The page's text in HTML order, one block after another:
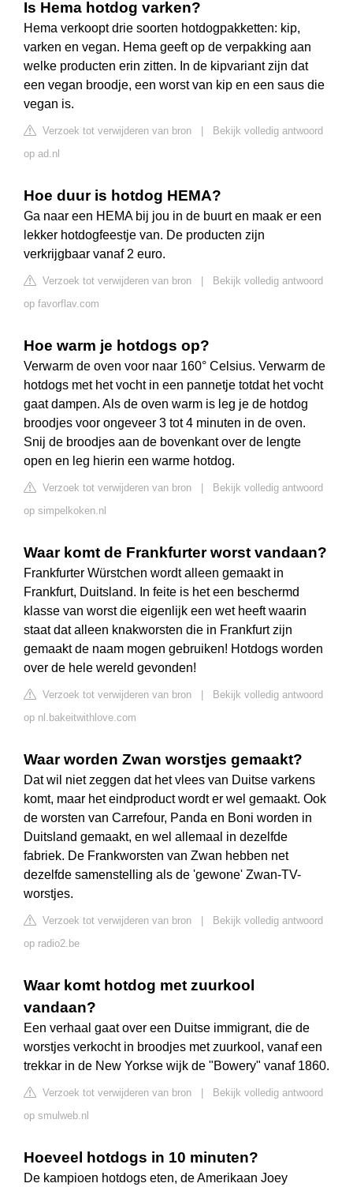
Is Hema hotdog varken?
Hema verkoopt drie soorten hotdogpakketten: kip,
varken en vegan. Hema geeft op de verpakking aan
welke producten erin zitten. In de kipvariant zijn dat
een vegan broodje, een worst van kip en een saus die
vegan is.
Verzoek tot verwijderen van bron
Bekijk volledig antwoord
op ad.nl
Hoe duur is hotdog HEMA?
Ga naar een HEMA bij jou in de buurt en maak er een
lekker hotdogfeestje van. De producten zijn
verkrijgbaar vanaf 2 euro.
Verzoek tot verwijderen van bron
Bekijk volledig antwoord
op favorflav.com
Hoe warm je hotdogs op?
Verwarm de oven voor naar 160° Celsius. Verwarm de
hotdogs met het vocht in een pannetje totdat het vocht
gaat dampen. Als de oven warm is leg je de hotdog
broodjes voor ongeveer 3 tot 4 minuten in de oven.
Snij de broodjes aan de bovenkant over de lengte
open en leg hierin een warme hotdog.
Verzoek tot verwijderen van bron
Bekijk volledig antwoord
op simpelkoken.nl
Waar komt de Frankfurter worst vandaan?
Frankfurter Würstchen wordt alleen gemaakt in
Frankfurt, Duitsland. In feite is het een beschermd
klasse van worst die eigenlijk een wet heeft waarin
staat dat alleen knakworsten die in Frankfurt zijn
gemaakt de naam mogen gebruiken! Hotdogs worden
over de hele wereld gevonden!
Verzoek tot verwijderen van bron
Bekijk volledig antwoord
op nl.bakeitwithlove.com
Waar worden Zwan worstjes gemaakt?
Dat wil niet zeggen dat het vlees van Duitse varkens
komt, maar het eindproduct wordt er wel gemaakt. Ook
de worsten van Carrefour, Panda en Boni worden in
Duitsland gemaakt, en wel allemaal in dezelfde
fabriek. De Frankworsten van Zwan hebben net
dezelfde samenstelling als de 'gewone' Zwan-TV-
worstjes.
Verzoek tot verwijderen van bron
Bekijk volledig antwoord
op radio2.be
Waar komt hotdog met zuurkool
vandaan?
Een verhaal gaat over een Duitse immigrant, die de
worstjes verkocht in broodjes met zuurkool, vanaf een
trekkar in de New Yorkse wijk de "Bowery" vanaf 1860.
Verzoek tot verwijderen van bron
Bekijk volledig antwoord
op smulweb.nl
Hoeveel hotdogs in 10 minuten?
De kampioen hotdogs eten, de Amerikaan Joey